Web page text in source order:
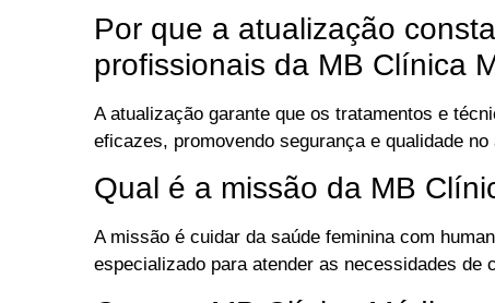
Por que a atualização
profissionais da MB Clínica
A atualização garante que os tratamentos e
eficazes, promovendo segurança e qualidade no
Qual é a missão da MB
A missão é cuidar da saúde feminina com
especializado para atender as necessidades de